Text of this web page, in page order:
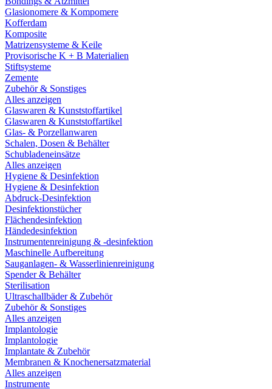
Glasionomere & Kompomere
Kofferdam
Komposite
Matrizensysteme & Keile
Provisorische K + B Materialien
Stiftsysteme
Zemente
Zubehör & Sonstiges
Alles anzeigen
Glaswaren & Kunststoffartikel
Glaswaren & Kunststoffartikel
Glas- & Porzellanwaren
Schalen, Dosen & Behälter
Schubladeneinsätze
Alles anzeigen
Hygiene & Desinfektion
Hygiene & Desinfektion
Abdruck-Desinfektion
Desinfektionstücher
Flächendesinfektion
Händedesinfektion
Instrumentenreinigung & -desinfektion
Maschinelle Aufbereitung
Sauganlagen- & Wasserlinienreinigung
Spender & Behälter
Sterilisation
Ultraschallbäder & Zubehör
Zubehör & Sonstiges
Alles anzeigen
Implantologie
Implantologie
Implantate & Zubehör
Membranen & Knochenersatzmaterial
Alles anzeigen
Instrumente